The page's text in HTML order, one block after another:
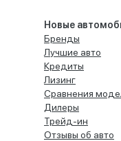
Новые
Бренды
Лучшие авто
Кредиты
Лизинг
Сравнения
Дилеры
Трейд-ин
Отзывы об авто